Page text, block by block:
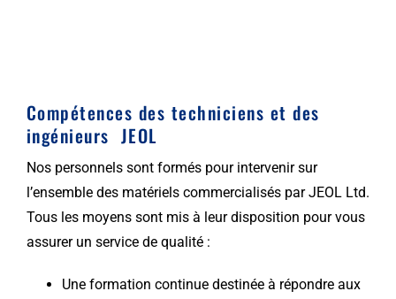
Compétences des techniciens et des
ingénieurs JEOL
Nos personnels sont formés pour intervenir sur
l’ensemble des matériels commercialisés par JEOL Ltd.
Tous les moyens sont mis à leur disposition pour vous
assurer un service de qualité :
Une formation continue destinée à répondre aux